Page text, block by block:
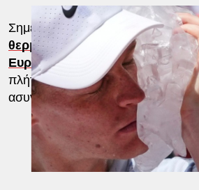
Σημειώνεται ότι ιστορικάρεκόρ
θερμοκρασίας καταρρίπτονται
Ευρώπη,καθώς μεγάλα τμήματα
πλήττονται από έντονο κύμα
ασυνήθιστα νωρίς μέσα στη